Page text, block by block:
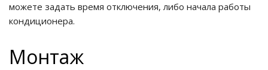
можете задать время отключения, либо начала работы
кондиционера.
Монтаж